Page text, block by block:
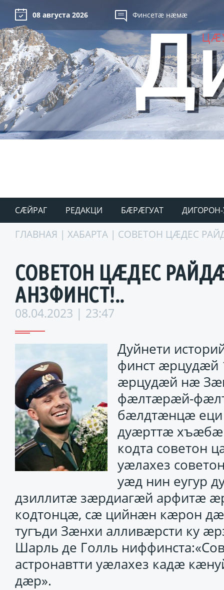
08 августа 2026 Финсетæ нæмæ
СÆЙРАГ РЕДАКЦИ БÆРÆГУАТ ДИГОРОН-
ГЛАВНАЯ | ХАБАРТА | СОВЕТОН ЦÆДЕС
СОВЕТОН ЦÆДЕС
АНЗФИНСТ!..
08.04.2023 | 23:47
Дуйнети
финст æрцудæй
æрцудæй нæ
фæлтæрæй-
бæлдтæнцæ еци
дуæрттæ
кодта советон
уæлахез
уæд нин еугур
дзиллитæ зæрдиагæй арфитæ
кодтонцæ, сæ цийнæн кæрон
тугъди Зæнхи алливæрсти ку
Шарль де Голль
астронавтти уæлахез кадæ
дæр».